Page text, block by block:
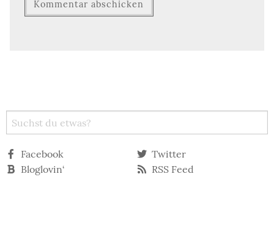
Facebook
Twitter
Bloglovin‘
RSS Feed